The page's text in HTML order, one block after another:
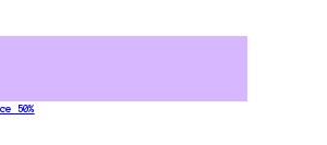
50%